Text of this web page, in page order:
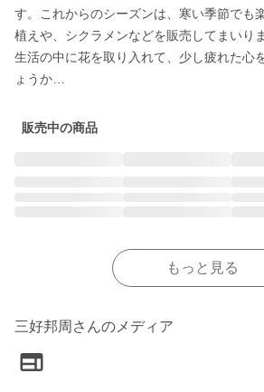
す。これからのシーズンは、寒い季節でも
植えや、シクラメンなどを販売してまいりま
生活の中に花を取り入れて、少し疲れた心
ょうか…
販売中の商品
もっと見る
三好邦周さんのメディア